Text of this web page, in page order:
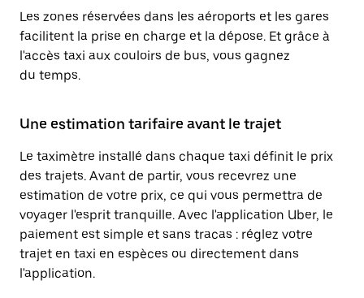
Les zones réservées dans les aéroports et les gares
facilitent la prise en charge et la dépose. Et grâce à
l'accès taxi aux couloirs de bus, vous gagnez
du temps.
Une estimation tarifaire avant le trajet
Le taximètre installé dans chaque taxi définit le prix
des trajets. Avant de partir, vous recevrez une
estimation de votre prix, ce qui vous permettra de
voyager l'esprit tranquille. Avec l'application Uber, le
paiement est simple et sans tracas : réglez votre
trajet en taxi en espèces ou directement dans
l'application.